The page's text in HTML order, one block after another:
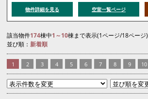
物件詳細を見る 空室一覧ページ
該当物件174棟中1～10棟まで表示(1ページ/18ページ)
並び順： 新着順
1 2 3 4 5 6 7 8 9 10